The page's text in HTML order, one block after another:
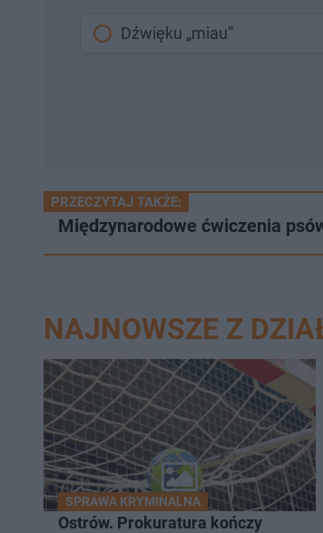
Dźwięku „miau”
PRZECZYTAJ TAKŻE:
Międzynarodowe ćwiczenia
NAJNOWSZE Z
SPRAWA KRYMINALNA
Ostrów. Prokuratura kończy